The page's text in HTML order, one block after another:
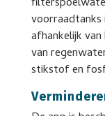
voorraadtanks
afhankelijk
van
stikstof en